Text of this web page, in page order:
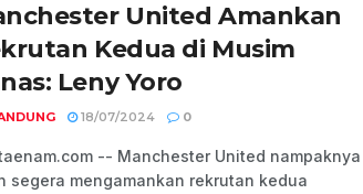
United Amankan
Kedua di Musim
Leny Yoro
18/07/2024 0
-- Manchester United nampaknya
segera mengamankan rekrutan kedua